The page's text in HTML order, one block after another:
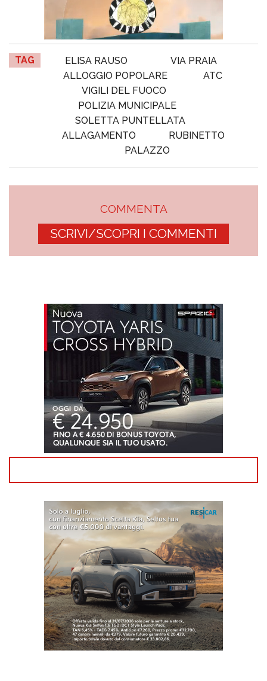
TAG ELISA RAUSO
VIA PRAIA
ALLOGGIO POPOLARE
ATC
VIGILI DEL FUOCO
POLIZIA MUNICIPALE
SOLETTA PUNTELLATA
ALLAGAMENTO
RUBINETTO
PALAZZO
COMMENTA
SCRIVI/SCOPRI I COMMENTI